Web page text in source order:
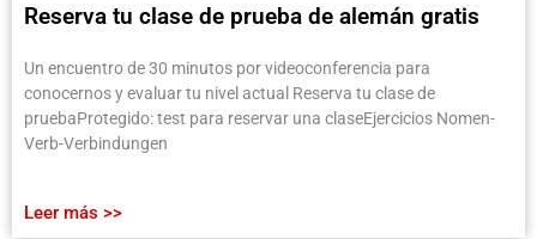
Reserva tu clase de prueba de alemán gratis
Un encuentro de 30 minutos por videoconferencia para
conocernos y evaluar tu nivel actual Reserva tu clase de
pruebaProtegido: test para reservar una claseEjercicios Nomen-
Verb-Verbindungen
Leer más >>